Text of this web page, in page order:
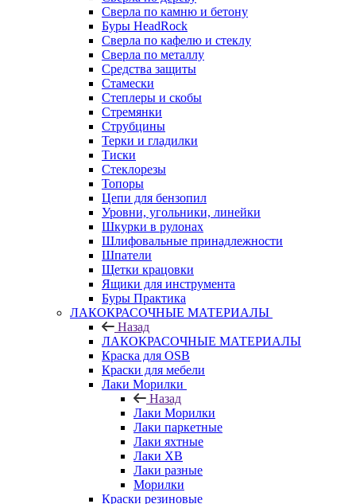
Сверла по камню и бетону
Буры HeadRock
Сверла по кафелю и стеклу
Сверла по металлу
Средства защиты
Стамески
Степлеры и скобы
Стремянки
Струбцины
Терки и гладилки
Тиски
Стеклорезы
Топоры
Цепи для бензопил
Уровни, угольники, линейки
Шкурки в рулонах
Шлифовальные принадлежности
Шпатели
Щетки крацовки
Ящики для инструмента
Буры Практика
ЛАКОКРАСОЧНЫЕ МАТЕРИАЛЫ
Назад
ЛАКОКРАСОЧНЫЕ МАТЕРИАЛЫ
Краска для OSB
Краски для мебели
Лаки Морилки
Назад
Лаки Морилки
Лаки паркетные
Лаки яхтные
Лаки ХВ
Лаки разные
Морилки
Краски резиновые